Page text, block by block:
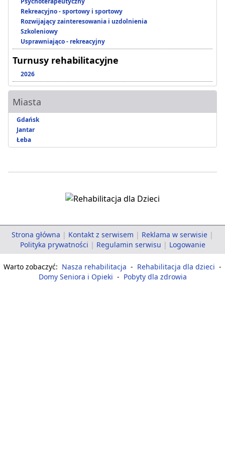
Rekreacyjno - sportowy i sportowy
Rozwijający zainteresowania i uzdolnienia
Szkoleniowy
Usprawniająco - rekreacyjny
Turnusy rehabilitacyjne
2026
Miasta
Gdańsk
Jantar
Łeba
Strona główna | Kontakt z serwisem | Reklama w serwisie |
Polityka prywatności | Regulamin serwisu | Logowanie
Warto zobaczyć: Nasza rehabilitacja - Rehabilitacja dla dzieci -
Domy Seniora i Opieki - Pobyty dla zdrowia